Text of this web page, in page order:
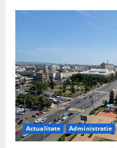
Actualitate Administratie